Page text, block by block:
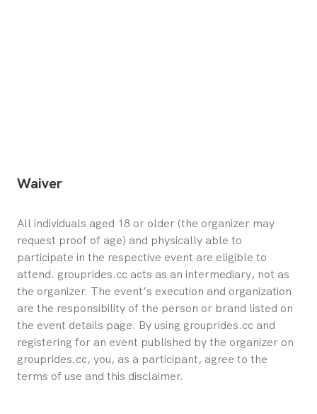
Waiver
All individuals aged 18 or older (the organizer may
request proof of age) and physically able to
participate in the respective event are eligible to
attend. grouprides.cc acts as an intermediary, not as
the organizer. The event’s execution and organization
are the responsibility of the person or brand listed on
the event details page. By using grouprides.cc and
registering for an event published by the organizer on
grouprides.cc, you, as a participant, agree to the
terms of use and this disclaimer.